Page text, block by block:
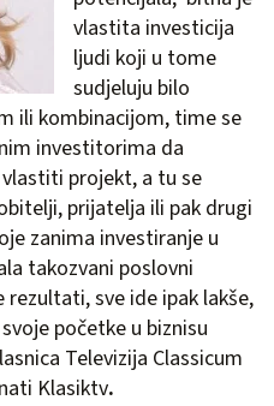
vlastita investicija
ljudi koji u tome
sudjeluju bilo
ili kombinacijom, time se
investitorima da
projekt, a tu se
prijatelja ili pak drugi
zanima investiranje u
takozvani poslovni
sve ide ipak lakše,
početke u biznisu
Televizija Classicum
Klasiktv.